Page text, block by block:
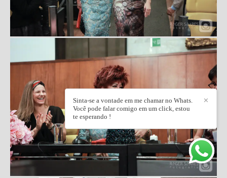
✕
Sinta-se a vontade em me chamar no Whats.
Você pode falar comigo em um click, estou
te esperando !